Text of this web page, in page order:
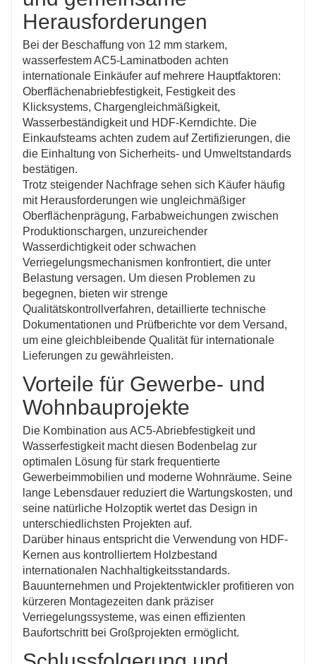
Herausforderungen
Bei der Beschaffung von 12 mm starkem,
wasserfestem AC5-Laminatboden achten
internationale Einkäufer auf mehrere Hauptfaktoren:
Oberflächenabriebfestigkeit, Festigkeit des
Klicksystems, Chargengleichmäßigkeit,
Wasserbeständigkeit und HDF-Kerndichte. Die
Einkaufsteams achten zudem auf Zertifizierungen, die
die Einhaltung von Sicherheits- und Umweltstandards
bestätigen.
Trotz steigender Nachfrage sehen sich Käufer häufig
mit Herausforderungen wie ungleichmäßiger
Oberflächenprägung, Farbabweichungen zwischen
Produktionschargen, unzureichender
Wasserdichtigkeit oder schwachen
Verriegelungsmechanismen konfrontiert, die unter
Belastung versagen. Um diesen Problemen zu
begegnen, bieten wir strenge
Qualitätskontrollverfahren, detaillierte technische
Dokumentationen und Prüfberichte vor dem Versand,
um eine gleichbleibende Qualität für internationale
Lieferungen zu gewährleisten.
Vorteile für Gewerbe- und
Wohnbauprojekte
Die Kombination aus AC5-Abriebfestigkeit und
Wasserfestigkeit macht diesen Bodenbelag zur
optimalen Lösung für stark frequentierte
Gewerbeimmobilien und moderne Wohnräume. Seine
lange Lebensdauer reduziert die Wartungskosten, und
seine natürliche Holzoptik wertet das Design in
unterschiedlichsten Projekten auf.
Darüber hinaus entspricht die Verwendung von HDF-
Kernen aus kontrolliertem Holzbestand
internationalen Nachhaltigkeitsstandards.
Bauunternehmen und Projektentwickler profitieren von
kürzeren Montagezeiten dank präziser
Verriegelungssysteme, was einen effizienten
Baufortschritt bei Großprojekten ermöglicht.